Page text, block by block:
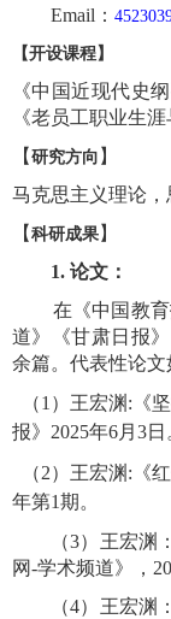
Email ：
【开设课程】
《中国近现代史
《老员工职业生
【 研究方向 】
马克思主义理论，
【 科研成果 】
1. 论文：
在《中国教育
道》
《甘肃日报》
余篇。代表性论文
（1 ）王宏渊 : 《
报》 2025年6月 3日
（2）王宏渊 : 《
年第1期。
（3）王宏渊
网-学术频道》，
（4）王宏渊